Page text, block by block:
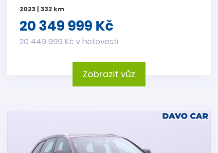
2023 | 332 km
20 349 999 Kč
20 449 999 Kč v hotovosti
Zobrazit vůz